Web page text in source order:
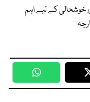
خوشحالی کے لیے اہم
WhatsApp